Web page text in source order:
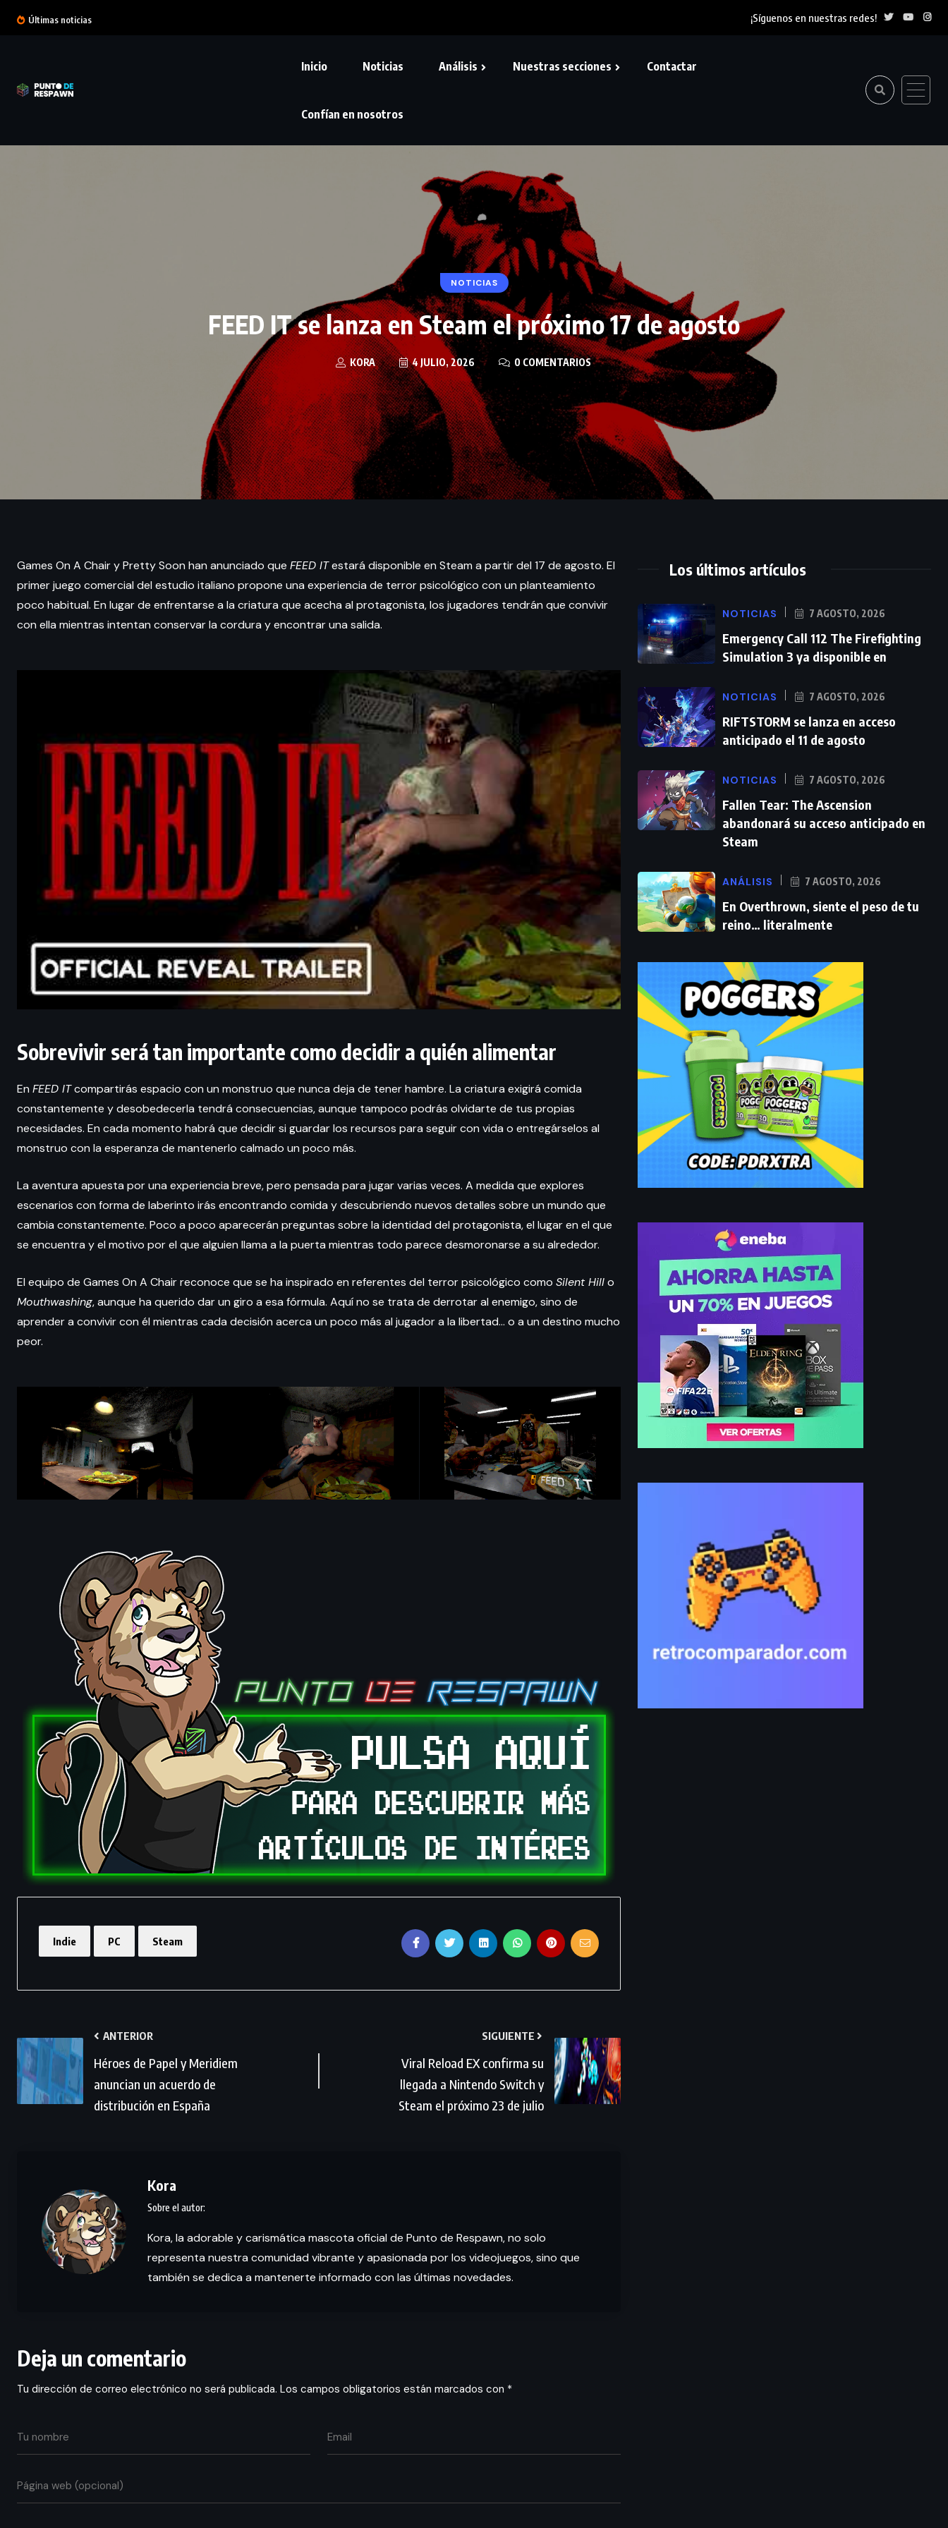
Últimas noticias ¡Síguenos en nuestras redes!
Inicio Noticias Análisis Nuestras secciones Contactar
Confían en nosotros
NOTICIAS
FEED IT se lanza en Steam el próximo 17 de agosto
KORA 4 JULIO, 2026 0 COMENTARIOS
Games On A Chair y Pretty Soon han anunciado que FEED ITestará disponible en Steam a partir del 17 de agosto. El
primer juego comercial del estudio italiano propone una experiencia de terror psicológico con un planteamiento
poco habitual. En lugar de enfrentarse a la criatura que acecha al protagonista, los jugadores tendrán que convivir
con ella mientras intentan conservar la cordura y encontrar una salida.
Sobrevivir será tan importante como decidir a quién alimentar
En FEED ITcompartirás espacio con un monstruo que nunca deja de tener hambre. La criatura exigirá comida
constantemente y desobedecerla tendrá consecuencias, aunque tampoco podrás olvidarte de tus propias
necesidades. En cada momento habrá que decidir si guardar los recursos para seguir con vida o entregárselos al
monstruo con la esperanza de mantenerlo calmado un poco más.
La aventura apuesta por una experiencia breve, pero pensada para jugar varias veces. A medida que explores
escenarios con forma de laberinto irás encontrando comida y descubriendo nuevos detalles sobre un mundo que
cambia constantemente. Poco a poco aparecerán preguntas sobre la identidad del protagonista, el lugar en el que
se encuentra y el motivo por el que alguien llama a la puerta mientras todo parece desmoronarse a su alrededor.
El equipo de Games On A Chair reconoce que se ha inspirado en referentes del terror psicológico como Silent Hillo
Mouthwashing, aunque ha querido dar un giro a esa fórmula. Aquí no se trata de derrotar al enemigo, sino de
aprender a convivir con él mientras cada decisión acerca un poco más al jugador a la libertad… o a un destino mucho
peor.
Indie PC Steam
ANTERIOR
Héroes de Papel y Meridiem
anuncian un acuerdo de
distribución en España
SIGUIENTE
Viral Reload EX confirma su
llegada a Nintendo Switch y
Steam el próximo 23 de julio
Kora
Kora, la adorable y carismática mascota oficial de Punto de Respawn, no solo
representa nuestra comunidad vibrante y apasionada por los videojuegos, sino que
también se dedica a mantenerte informado con las últimas novedades.
Deja un comentario
Tu dirección de correo electrónico no será publicada. Los campos obligatorios están marcados con *
Los últimos artículos
NOTICIAS 7 AGOSTO, 2026
Emergency Call 112 The Firefighting
Simulation 3 ya disponible en
NOTICIAS 7 AGOSTO, 2026
RIFTSTORM se lanza en acceso
anticipado el 11 de agosto
NOTICIAS 7 AGOSTO, 2026
Fallen Tear: The Ascension
abandonará su acceso anticipado en
Steam
ANÁLISIS 7 AGOSTO, 2026
En Overthrown, siente el peso de tu
reino… literalmente